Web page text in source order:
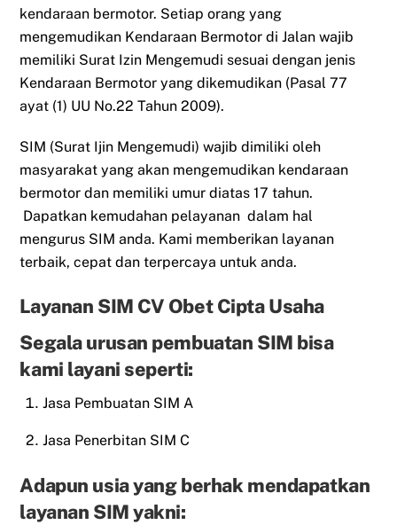
kendaraan bermotor. Setiap orang yang
mengemudikan Kendaraan Bermotor di Jalan wajib
memiliki Surat Izin Mengemudi sesuai dengan jenis
Kendaraan Bermotor yang dikemudikan (Pasal 77
ayat (1) UU No.22 Tahun 2009).
SIM (Surat Ijin Mengemudi) wajib dimiliki oleh
masyarakat yang akan mengemudikan kendaraan
bermotor dan memiliki umur diatas 17 tahun.
Dapatkan kemudahan pelayanan dalam hal
mengurus SIM anda. Kami memberikan layanan
terbaik, cepat dan terpercaya untuk anda.
Layanan SIM CV Obet Cipta Usaha
Segala urusan pembuatan SIM bisa
kami layani seperti:
Jasa Pembuatan SIM A
Jasa Penerbitan SIM C
Adapun usia yang berhak mendapatkan
layanan SIM yakni: